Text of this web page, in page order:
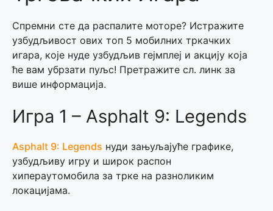
Спремни сте да распалите моторе? Истражите
узбудљивост ових топ 5 мобилних тркачких
игара, које нуде узбудљив гејмплеј и акцију која
ће вам убрзати пуљс! Претражите сл. линк за
више информација.
Игра 1 – Asphalt 9: Legends
Asphalt 9: Legends нуди зањуљајуће графике,
узбудљиву игру и широк распон
хипераутомобила за трке на разноликим
локацијама.